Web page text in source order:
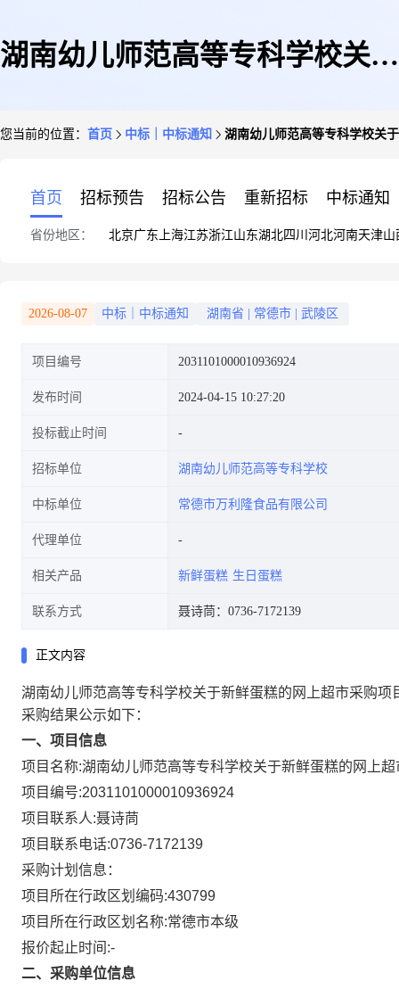
湖南幼儿师范高等专科学校关于
您当前的位置： 首页 中标｜中标通知 湖南幼儿师范高等专科学校关
首页 招标预告 招标公告 重新招标 中标通知
省份地区： 北京广东 上海江苏浙江山东湖北四川 河北河南天津山
2026-08-07 中标｜中标通知 湖南省 常德市 武陵区
项目编号 2031101000010936924
发布时间 2024-04-15 10:27:20
投标截止时间
招标单位 湖南幼儿师范高等专科学校
中标单位 常德市万利隆食品有限公司
代理单位
相关产品 新鲜蛋糕 生日蛋糕
联系方式 聂诗茼：0736-7172139
正文内容
湖南幼儿师范高等专科学校关于新鲜蛋糕的网上超市采购项
采购结果公示如下：
一、项目信息
项目名称:湖南幼儿师范高等专科学校关于新鲜蛋糕的网上
项目编号:2031101000010936924
项目联系人:聂诗茼
项目联系电话:0736-7172139
采购计划信息：
项目所在行政区划编码:430799
项目所在行政区划名称:常德市本级
报价起止时间:-
二、采购单位信息